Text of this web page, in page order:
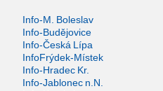
Info-M. Boleslav
Info-Budějovice
Info-Česká Lípa
InfoFrýdek-Místek
Info-Hradec Kr.
Info-Jablonec n.N.